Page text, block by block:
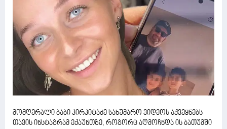
მომღერალი ბაბი კირკიტაძე სახუმარო ვიდეოს აქვეყნებს
თავის ინსტაგრამ ექაუნთზე, როგორც აღმოჩნდა ის ბათუმში